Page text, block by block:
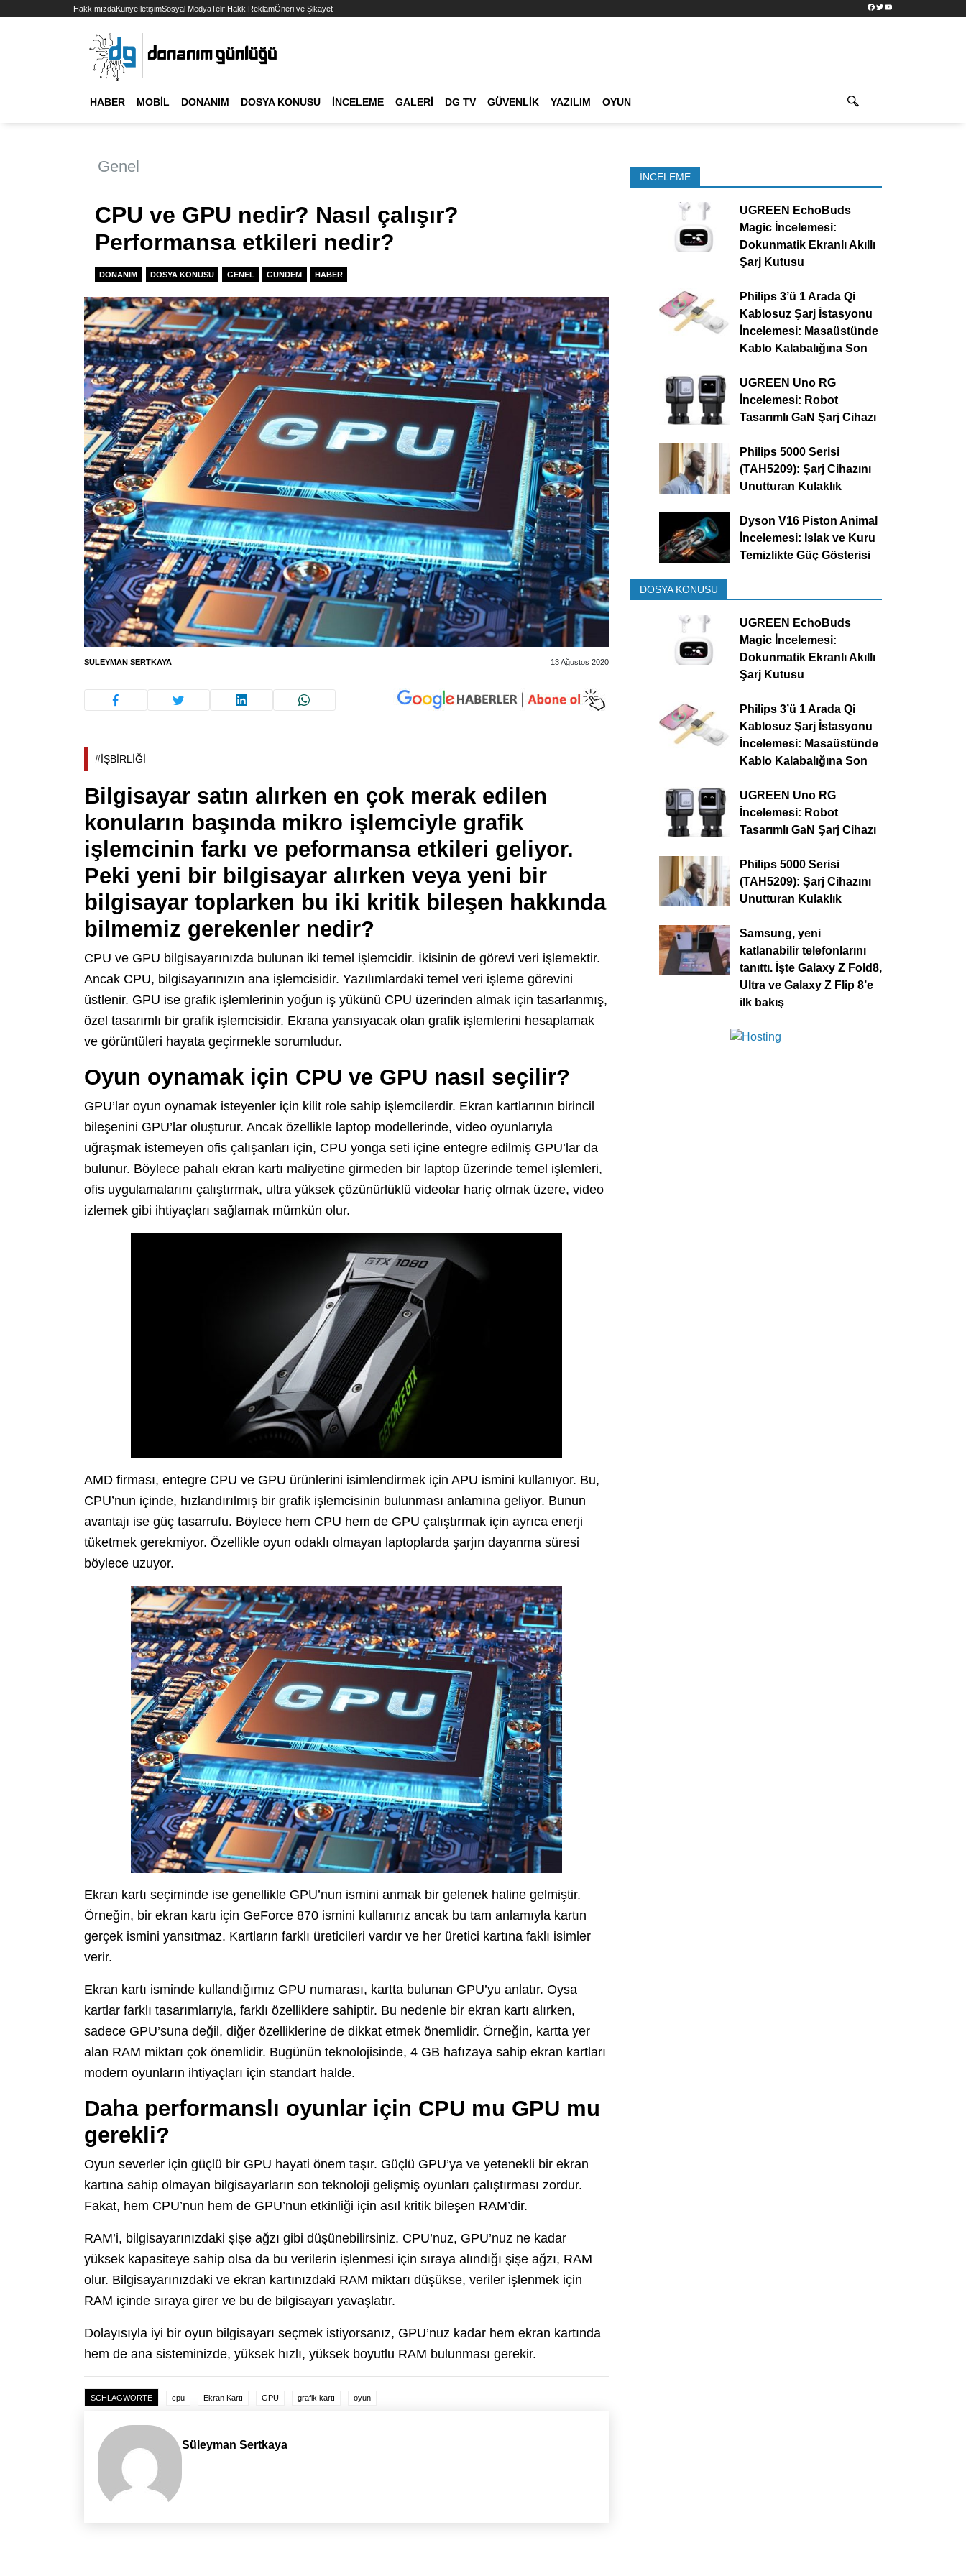
HakkımızdaKünyeİletişimSosyal MedyaTelif HakkıReklamÖneri ve Şikayet Facebook
TwitterYouTube
HABER MOBIL DONANIM DOSYA KONUSU İNCELEME GALERI DG TV GÜVENLIK YAZILIM OYUN
Genel
CPU ve GPU nedir? Nasıl çalışır?
Performansa etkileri nedir?
DONANIM DOSYA KONUSU GENEL GUNDEM HABER
SÜLEYMAN SERTKAYA 13 Ağustos 2020
#İŞBİRLİĞİ
Bilgisayar satın alırken en çok merak edilen
konuların başında mikro işlemciyle grafik
işlemcinin farkı ve peformansa etkileri geliyor.
Peki yeni bir bilgisayar alırken veya yeni bir
bilgisayar toplarken bu iki kritik bileşen hakkında
bilmemiz gerekenler nedir?
CPU ve GPU bilgisayarınızda bulunan iki temel işlemcidir. İkisinin de görevi veri işlemektir.
Ancak CPU, bilgisayarınızın ana işlemcisidir. Yazılımlardaki temel veri işleme görevini
üstlenir. GPU ise grafik işlemlerinin yoğun iş yükünü CPU üzerinden almak için tasarlanmış,
özel tasarımlı bir grafik işlemcisidir. Ekrana yansıyacak olan grafik işlemlerini hesaplamak
ve görüntüleri hayata geçirmekle sorumludur.
Oyun oynamak için CPU ve GPU nasıl seçilir?
GPU’lar oyun oynamak isteyenler için kilit role sahip işlemcilerdir. Ekran kartlarının birincil
bileşenini GPU’lar oluşturur. Ancak özellikle laptop modellerinde, video oyunlarıyla
uğraşmak istemeyen ofis çalışanları için, CPU yonga seti içine entegre edilmiş GPU’lar da
bulunur. Böylece pahalı ekran kartı maliyetine girmeden bir laptop üzerinde temel işlemleri,
ofis uygulamalarını çalıştırmak, ultra yüksek çözünürlüklü videolar hariç olmak üzere, video
izlemek gibi ihtiyaçları sağlamak mümkün olur.
AMD firması, entegre CPU ve GPU ürünlerini isimlendirmek için APU ismini kullanıyor. Bu,
CPU’nun içinde, hızlandırılmış bir grafik işlemcisinin bulunması anlamına geliyor. Bunun
avantajı ise güç tasarrufu. Böylece hem CPU hem de GPU çalıştırmak için ayrıca enerji
tüketmek gerekmiyor. Özellikle oyun odaklı olmayan laptoplarda şarjın dayanma süresi
böylece uzuyor.
Ekran kartı seçiminde ise genellikle GPU’nun ismini anmak bir gelenek haline gelmiştir.
Örneğin, bir ekran kartı için GeForce 870 ismini kullanırız ancak bu tam anlamıyla kartın
gerçek ismini yansıtmaz. Kartların farklı üreticileri vardır ve her üretici kartına faklı isimler
verir.
Ekran kartı isminde kullandığımız GPU numarası, kartta bulunan GPU’yu anlatır. Oysa
kartlar farklı tasarımlarıyla, farklı özelliklere sahiptir. Bu nedenle bir ekran kartı alırken,
sadece GPU’suna değil, diğer özelliklerine de dikkat etmek önemlidir. Örneğin, kartta yer
alan RAM miktarı çok önemlidir. Bugünün teknolojisinde, 4 GB hafızaya sahip ekran kartları
modern oyunların ihtiyaçları için standart halde.
Daha performanslı oyunlar için CPU mu GPU mu
gerekli?
Oyun severler için güçlü bir GPU hayati önem taşır. Güçlü GPU’ya ve yetenekli bir ekran
kartına sahip olmayan bilgisayarların son teknoloji gelişmiş oyunları çalıştırması zordur.
Fakat, hem CPU’nun hem de GPU’nun etkinliği için asıl kritik bileşen RAM’dir.
RAM’i, bilgisayarınızdaki şişe ağzı gibi düşünebilirsiniz. CPU’nuz, GPU’nuz ne kadar
yüksek kapasiteye sahip olsa da bu verilerin işlenmesi için sıraya alındığı şişe ağzı, RAM
olur. Bilgisayarınızdaki ve ekran kartınızdaki RAM miktarı düşükse, veriler işlenmek için
RAM içinde sıraya girer ve bu de bilgisayarı yavaşlatır.
Dolayısıyla iyi bir oyun bilgisayarı seçmek istiyorsanız, GPU’nuz kadar hem ekran kartında
hem de ana sisteminizde, yüksek hızlı, yüksek boyutlu RAM bulunması gerekir.
SCHLAGWORTE cpu Ekran Kartı GPU grafik kartı oyun
Süleyman Sertkaya
İNCELEME
UGREEN EchoBuds
Magic İncelemesi:
Dokunmatik Ekranlı Akıllı
Şarj Kutusu
Philips 3’ü 1 Arada Qi
Kablosuz Şarj İstasyonu
İncelemesi: Masaüstünde
Kablo Kalabalığına Son
UGREEN Uno RG
İncelemesi: Robot
Tasarımlı GaN Şarj Cihazı
Philips 5000 Serisi
(TAH5209): Şarj Cihazını
Unutturan Kulaklık
Dyson V16 Piston Animal
İncelemesi: Islak ve Kuru
Temizlikte Güç Gösterisi
DOSYA KONUSU
UGREEN EchoBuds
Magic İncelemesi:
Dokunmatik Ekranlı Akıllı
Şarj Kutusu
Philips 3’ü 1 Arada Qi
Kablosuz Şarj İstasyonu
İncelemesi: Masaüstünde
Kablo Kalabalığına Son
UGREEN Uno RG
İncelemesi: Robot
Tasarımlı GaN Şarj Cihazı
Philips 5000 Serisi
(TAH5209): Şarj Cihazını
Unutturan Kulaklık
Samsung, yeni
katlanabilir telefonlarını
tanıttı. İşte Galaxy Z Fold8,
Ultra ve Galaxy Z Flip 8’e
ilk bakış